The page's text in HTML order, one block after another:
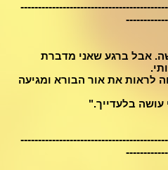
אבל ברגע שאני מדברת
לראות את אור הבורא ומגיעה
עושה בלעדייך."